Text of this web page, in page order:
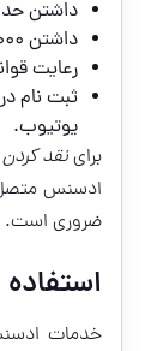
داشتن حداقل
داشتن ۴۰۰۰ ساعت تماشای ویدیو در ۱۲ ماه گذشته.
رعایت
ثبت نام
یوتیوب.
براینقد
ادسنس متصل
ضروری است.
خدمات